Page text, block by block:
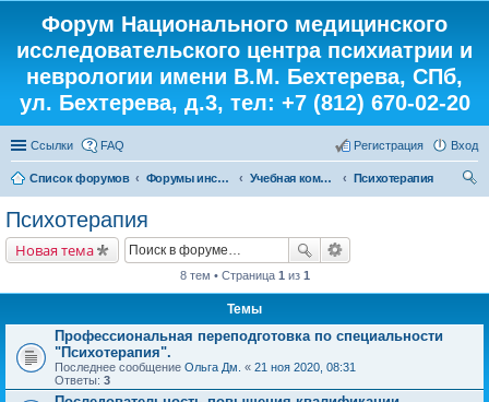
Форум Национального медицинского
исследовательского центра психиатрии и
неврологии имени В.М. Бехтерева, СПб,
ул. Бехтерева, д.3, тел: +7 (812) 670-02-20
Ссылки FAQ Вход
Регистрация
Список форумов Форумы института Учебная комната
Психотерапия
Психотерапия
Новая тема
8 тем • Страница 1 из 1
Темы
Профессиональная переподготовка по специальности
"Психотерапия".
Последнее сообщение Ольга Дм. « 21 ноя 2020, 08:31
Ответы: 3